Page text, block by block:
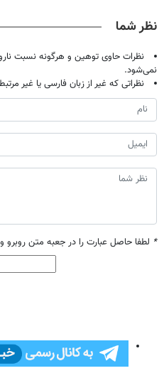
نظر شما
نظرات حاوی توهین و هرگونه نسبت
نمی‌شود.
نظراتی که غیر از زبان فارسی یا غیر
* لطفا حاصل عبارت را در جعبه متن روبرو